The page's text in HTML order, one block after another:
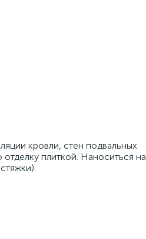
кровли, стен подвальных
плиткой. Наноситься на